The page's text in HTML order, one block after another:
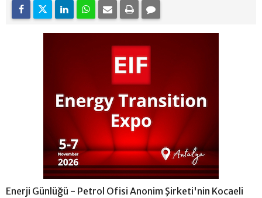
Enerji Günlüğü - Petrol Ofisi Anonim Şirketi'nin Kocaeli